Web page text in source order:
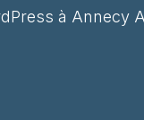
à Annecy